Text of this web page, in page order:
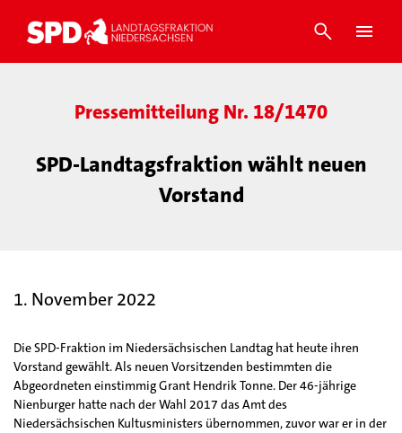
Pressemitteilung Nr. 18/1470
SPD-Landtagsfraktion wählt neuen
Vorstand
1. November 2022
Die SPD-Fraktion im Niedersächsischen Landtag hat heute ihren
Vorstand gewählt. Als neuen Vorsitzenden bestimmten die
Abgeordneten einstimmig Grant Hendrik Tonne. Der 46-jährige
Nienburger hatte nach der Wahl 2017 das Amt des
Niedersächsischen Kultusministers übernommen, zuvor war er in der